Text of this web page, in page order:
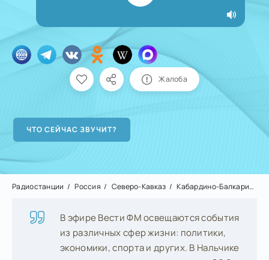
Жалоба
Радиостанции Россия Северо-Кавказ Кабардино-Балкария
В эфире Вести ФМ освещаются события
из различных сфер жизни: политики,
экономики, спорта и других. В Нальчике